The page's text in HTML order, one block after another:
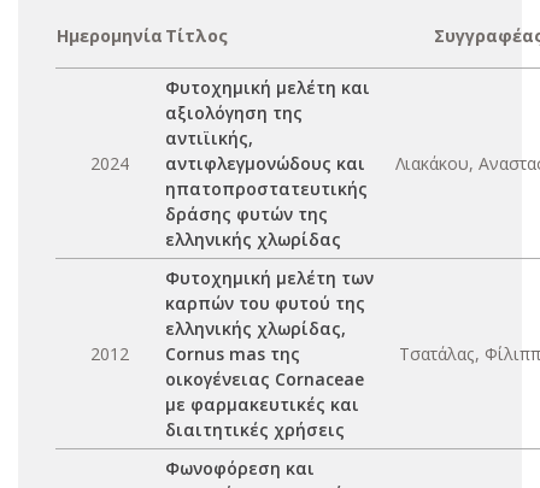
Ημερομηνία Τίτλος
2024
Φυτοχημική μελέτη και
αξιολόγηση της
αντιϊικής,
αντιφλεγμονώδους και
ηπατοπροστατευτικής
δράσης φυτών της
ελληνικής χλωρίδας
Λιακάκου,
2012
Φυτοχημική μελέτη των
καρπών του φυτού της
ελληνικής χλωρίδας,
Cornus mas της
οικογένειας Cornaceae
με φαρμακευτικές και
διαιτητικές χρήσεις
Τσατάλας,
Φωνοφόρεση και